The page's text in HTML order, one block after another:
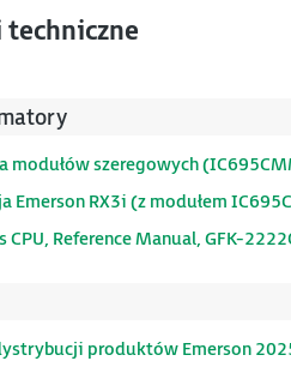
modułów szeregowych
Emerson RX3i (z modułem
CPU, Reference Manual, GFK-
produktów Emerson